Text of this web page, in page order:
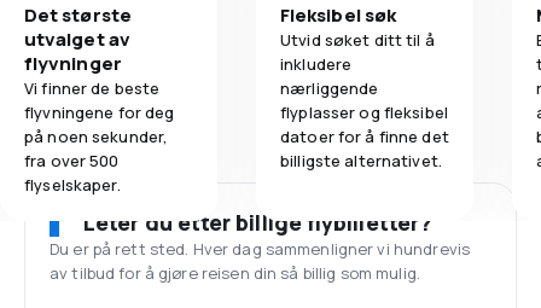
Det største
utvalget av
flyvninger
Vi finner de beste
flyvningene for deg
på noen sekunder,
fra over 500
flyselskaper.
Fleksibel søk
Utvid søket ditt til å
inkludere
nærliggende
flyplasser og fleksibel
datoer for å finne det
billigste alternativet.
Leter du etter billige flybilletter?
Du er på rett sted. Hver dag sammenligner vi hundrevis
av tilbud for å gjøre reisen din så billig som mulig.